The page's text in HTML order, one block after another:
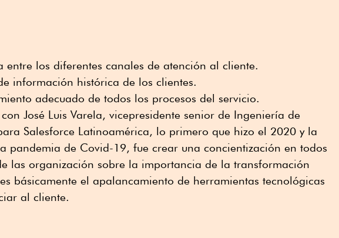
entre los diferentes canales de atención al cliente.
información histórica de los clientes.
adecuado de todos los procesos del servicio.
José Luis Varela, vicepresidente senior de Ingeniería de
Salesforce Latinoamérica, lo primero que hizo el 2020 y la
pandemia de Covid-19, fue crear una concientización en todos
las organización sobre la importancia de la transformación
básicamente el apalancamiento de herramientas tecnológicas
al cliente.